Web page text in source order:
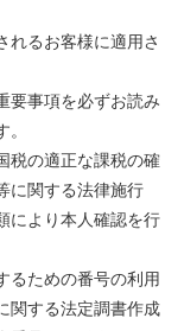
れるお客様に適用さ
要事項を必ずお読み
税の適正な課税の確
に関する法律施行
により本人確認を行
るための番号の利用
関する法定調書作成